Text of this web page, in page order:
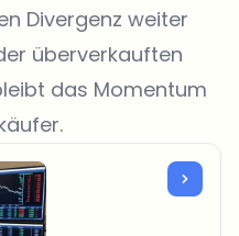
Divergenz weiter
überverkauften
das Momentum